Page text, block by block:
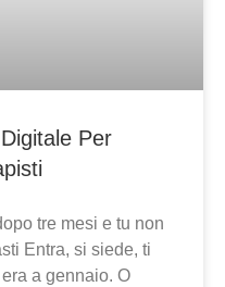
Per
tre mesi e tu non
Entra, si siede, ti
a gennaio. O